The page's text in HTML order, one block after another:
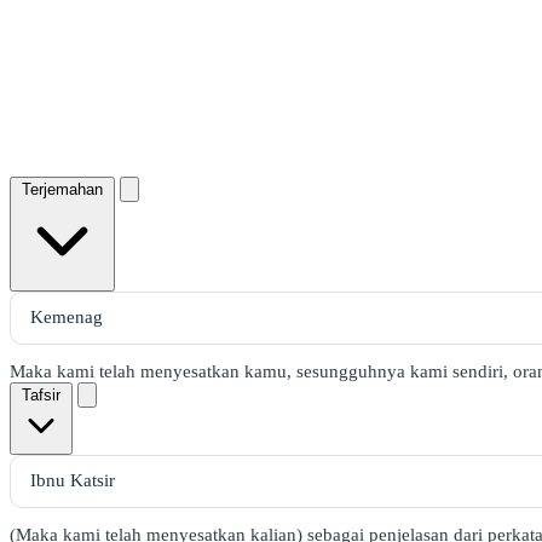
Terjemahan
Maka kami telah menyesatkan kamu, sesungguhnya kami sendiri,
Tafsir
(Maka kami telah menyesatkan kalian) sebagai penjelasan dari